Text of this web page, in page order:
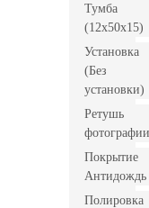
Тумба
(12x50x15)
Установка
(Без
установки)
Ретушь
фотографии
Покрытие
Антидождь
Полировка